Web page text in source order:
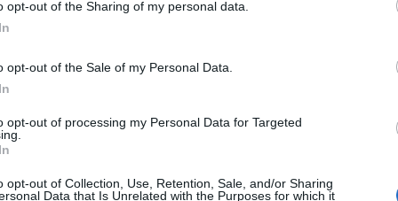
opt-out of the Sharing of my personal data.
opt-out of the Sale of my Personal Data.
opt-out of processing my Personal Data for Targeted
opt-out of Collection, Use, Retention, Sale, and/or Sharing
Data that Is Unrelated with the Purposes for which it
και δυνατή εταιρία η οποία
ανθρώπους και οικογένειες και
Εργαζόταν από μικρός στην
τεχνολογία τροφίμων και διοίκηση